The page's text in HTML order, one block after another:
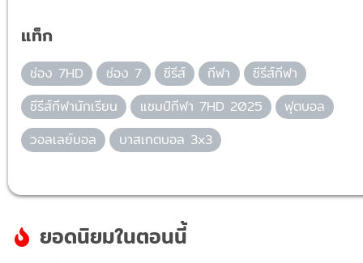
แท็ก
ช่อง 7HD ช่อง 7 ซีรีส์ กีฬา
ซีรีส์กีฬา
ซีรีส์กีฬานักเรียน
แชมป์กีฬา 7HD 2025
ฟุตบอล
วอลเลย์บอล
บาสเกตบอล 3x3
ยอดนิยมในตอนนี้